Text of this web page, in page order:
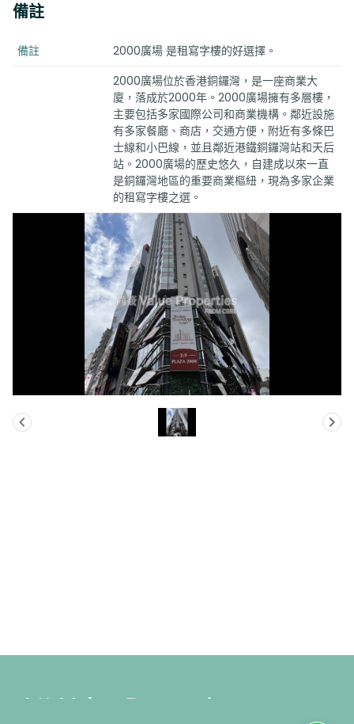
備註
備註
2000廣場 是租寫字樓的好選擇。
2000廣場位於香港銅鑼灣，是一座商業大
廈，落成於2000年。2000廣場擁有多層樓，
主要包括多家國際公司和商業機構。鄰近設施
有多家餐廳、商店，交通方便，附近有多條巴
士線和小巴線，並且鄰近港鐵銅鑼灣站和天后
站。2000廣場的歷史悠久，自建成以來一直
是銅鑼灣地區的重要商業樞紐，現為多家企業
的租寫字樓之選。